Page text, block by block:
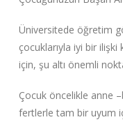
Üniversitede öğretim
çocuklarıyla iyi bir
için, şu altı önemli
Çocuk öncelikle anne
fertlerle tam bir uyum